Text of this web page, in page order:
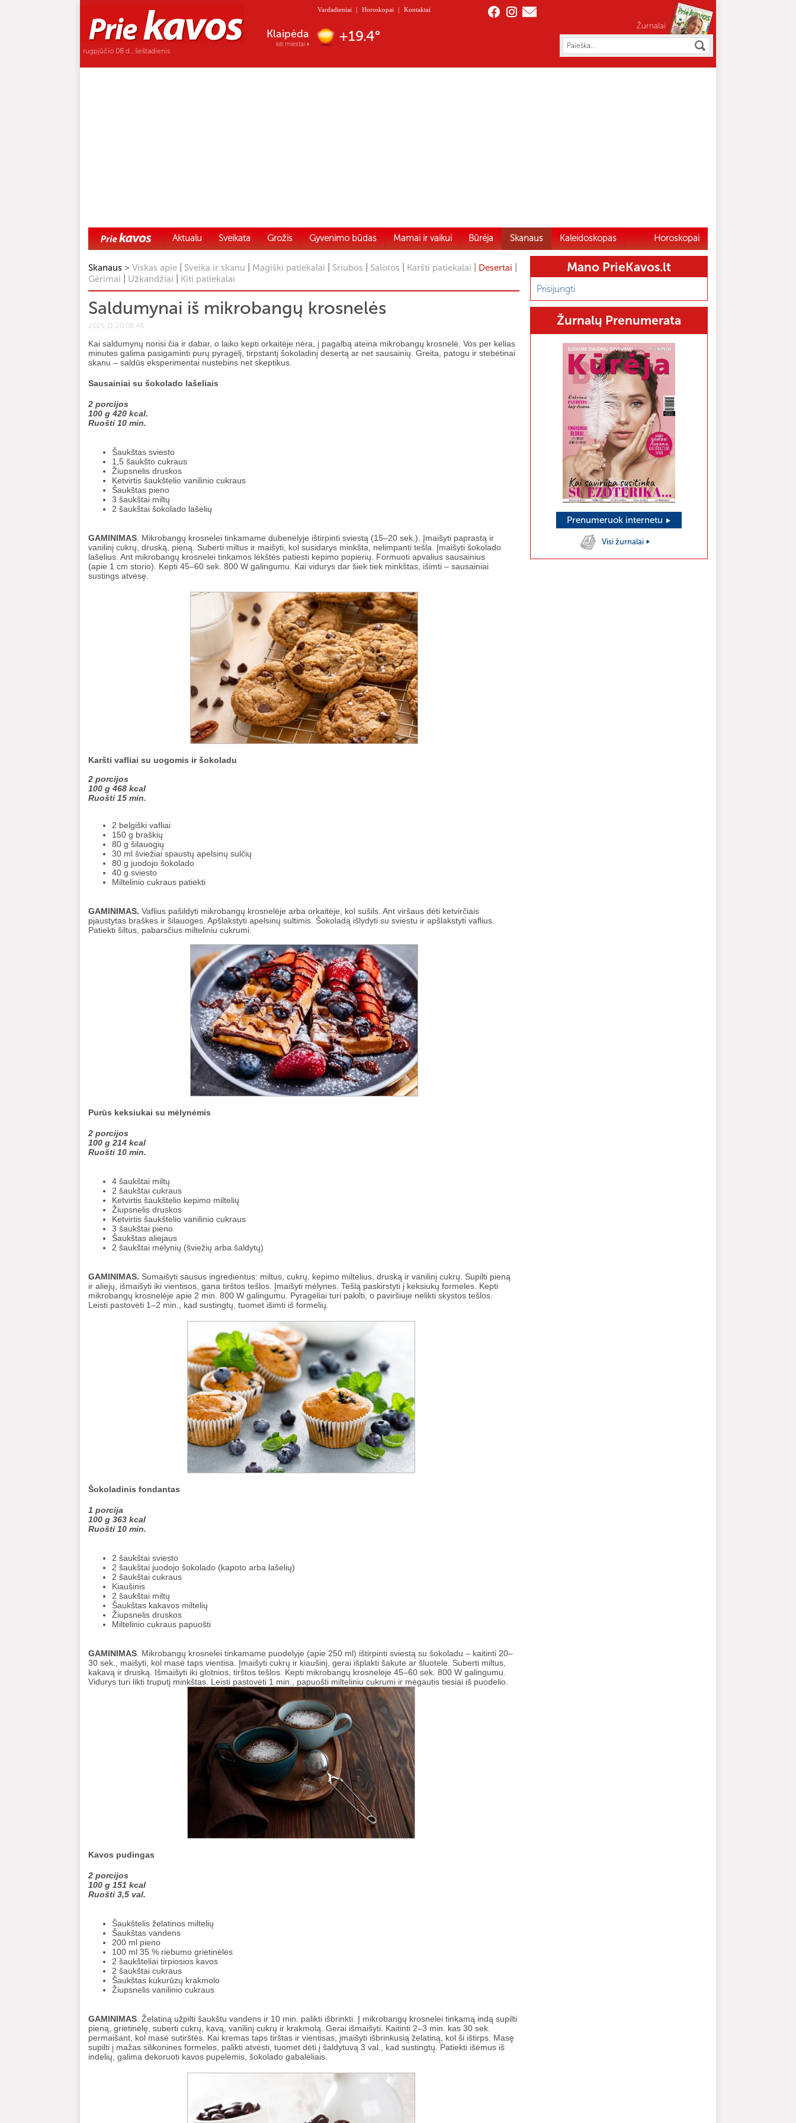
rugpjūčio 08 d., šeštadienis
Vardadieniai | Horoskopai | Kontaktai
Nida
kiti miestai +18.1°
Žurnalai
Aktualu Sveikata Grožis Gyvenimo būdas Mamai ir vaikui Būrėja Skanaus Kaleidoskopas Horoskopai
Skanaus > Viskas apie Sveika ir skanu Magiški patiekalai Sriubos Salotos Karšti patiekalai Desertai
Gėrimai Užkandžiai Kiti patiekalai
Saldumynai iš mikrobangų krosnelės
2025-11-20 08:46
Kai saldumynų norisi čia ir dabar, o laiko kepti orkaitėje nėra, į pagalbą ateina mikrobangų krosnelė. Vos per kelias
minutes galima pasigaminti purų pyragėlį, tirpstantį šokoladinį desertą ar net sausainių. Greita, patogu ir stebėtinai
skanu – saldūs eksperimentai nustebins net skeptikus.
Sausainiai su šokolado lašeliais
2 porcijos
100 g 420 kcal.
Ruošti 10 min.
Šaukštas sviesto
1,5 šaukšto cukraus
Žiupsnelis druskos
Ketvirtis šaukštelio vanilinio cukraus
Šaukštas pieno
3 šaukštai miltų
2 šaukštai šokolado lašelių
GAMINIMAS . Mikrobangų krosnelei tinkamame dubenėlyje ištirpinti sviestą (15–20 sek.). Įmaišyti paprastą ir
vanilinį cukrų, druską, pieną. Suberti miltus ir maišyti, kol susidarys minkšta, nelimpanti tešla. Įmaišyti šokolado
lašelius. Ant mikrobangų krosnelei tinkamos lėkštės patiesti kepimo popierių. Formuoti apvalius sausainius
(apie 1 cm storio). Kepti 45–60 sek. 800 W galingumu. Kai vidurys dar šiek tiek minkštas, išimti – sausainiai
sustings atvėsę.
Karšti vafliai su uogomis ir šokoladu
2 porcijos
100 g 468 kcal
Ruošti 15 min.
2 belgiški vafliai
150 g braškių
80 g šilauogių
30 ml šviežiai spaustų apelsinų sulčių
80 g juodojo šokolado
40 g sviesto
Miltelinio cukraus patiekti
GAMINIMAS. Vaflius pašildyti mikrobangų krosnelėje arba orkaitėje, kol sušils. Ant viršaus dėti ketvirčiais
pjaustytas braškes ir šilauoges. Apšlakstyti apelsinų sultimis. Šokoladą išlydyti su sviestu ir apšlakstyti vaflius.
Patiekti šiltus, pabarsčius milteliniu cukrumi.
Purūs keksiukai su mėlynėmis
2 porcijos
100 g 214 kcal
Ruošti 10 min.
4 šaukštai miltų
2 šaukštai cukraus
Ketvirtis šaukštelio kepimo miltelių
Žiupsnelis druskos
Ketvirtis šaukštelio vanilinio cukraus
3 šaukštai pieno
Šaukštas aliejaus
2 šaukštai mėlynių (šviežių arba šaldytų)
GAMINIMAS. Sumaišyti sausus ingredientus: miltus, cukrų, kepimo miltelius, druską ir vanilinį cukrų. Supilti pieną
ir aliejų, išmaišyti iki vientisos, gana tirštos tešlos. Įmaišyti mėlynes. Tešlą paskirstyti į keksiukų formeles. Kepti
mikrobangų krosnelėje apie 2 min. 800 W galingumu. Pyragėliai turi pakilti, o paviršiuje nelikti skystos tešlos.
Leisti pastovėti 1–2 min., kad sustingtų, tuomet išimti iš formelių.
Šokoladinis fondantas
1 porcija
100 g 363 kcal
Ruošti 10 min.
2 šaukštai sviesto
2 šaukštai juodojo šokolado (kapoto arba lašelių)
2 šaukštai cukraus
Kiaušinis
2 šaukštai miltų
Šaukštas kakavos miltelių
Žiupsnelis druskos
Miltelinio cukraus papuošti
GAMINIMAS . Mikrobangų krosnelei tinkamame puodelyje (apie 250 ml) ištirpinti sviestą su šokoladu – kaitinti 20–
30 sek., maišyti, kol masė taps vientisa. Įmaišyti cukrų ir kiaušinį, gerai išplakti šakute ar šluotele. Suberti miltus,
kakavą ir druską. Išmaišyti iki glotnios, tirštos tešlos. Kepti mikrobangų krosnelėje 45–60 sek. 800 W galingumu.
Vidurys turi likti truputį minkštas. Leisti pastovėti 1 min., papuošti milteliniu cukrumi ir mėgautis tiesiai iš puodelio.
Kavos pudingas
2 porcijos
100 g 151 kcal
Ruošti 3,5 val.
Šaukštelis želatinos miltelių
Šaukštas vandens
200 ml pieno
100 ml 35 % riebumo grietinėlės
2 šaukšteliai tirpiosios kavos
2 šaukštai cukraus
Šaukštas kukurūzų krakmolo
Žiupsnelis vanilinio cukraus
GAMINIMAS . Želatiną užpilti šaukštu vandens ir 10 min. palikti išbrinkti. Į mikrobangų krosnelei tinkamą indą supilti
pieną, grietinėlę, suberti cukrų, kavą, vanilinį cukrų ir krakmolą. Gerai išmaišyti. Kaitinti 2–3 min. kas 30 sek.
permaišant, kol masė sutirštės. Kai kremas taps tirštas ir vientisas, įmaišyti išbrinkusią želatiną, kol ši ištirps. Masę
supilti į mažas silikonines formeles, palikti atvėsti, tuomet dėti į šaldytuvą 3 val., kad sustingtų. Patiekti išėmus iš
indelių, galima dekoruoti kavos pupelėmis, šokolado gabalėliais.
Mano PrieKavos.lt
Prisijungti
Žurnalų Prenumerata
Prenumeruok internetu
Visi žurnalai